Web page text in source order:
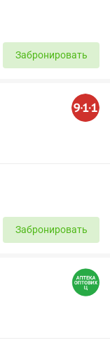
Забронировать
Забронировать